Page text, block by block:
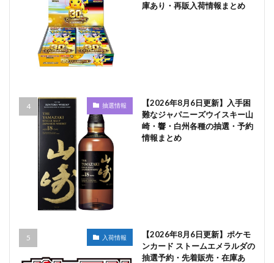
庫あり・再販入荷情報まとめ
抽選情報
【2026年8月6日更新】入手困
難なジャパニーズウイスキー山
崎・響・白州各種の抽選・予約
情報まとめ
入荷情報
【2026年8月6日更新】ポケモ
ンカード ストームエメラルダの
抽選予約・先着販売・在庫あ